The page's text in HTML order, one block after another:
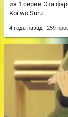
из 1 серии Эта
Koi wo Suru
4 года назад 259